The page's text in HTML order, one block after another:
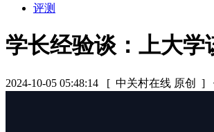
评测
学长经验谈：上大学
2024-10-05 05:48:14 [ 中关村在线 原创 ]